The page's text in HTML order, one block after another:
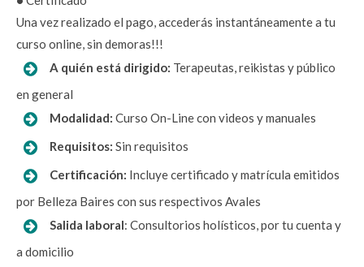
Una vez realizado el pago, accederás instantáneamente a tu
curso online, sin demoras!!!
A quién está dirigido: Terapeutas, reikistas y público
en general
Modalidad: Curso On-Line con videos y manuales
Requisitos: Sin requisitos
Certificación: Incluye certificado y matrícula emitidos
por Belleza Baires con sus respectivos Avales
Salida laboral: Consultorios holísticos, por tu cuenta y
a domicilio